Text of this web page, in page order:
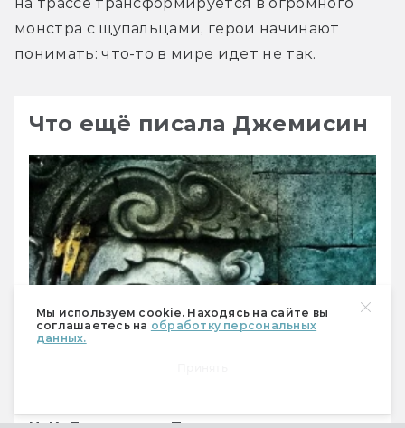
Мы используем cookie. Находясь на сайте вы
соглашаетесь на обработку персональных
данных.
на трассе трансформируется в огромного
монстра с щупальцами, герои начинают
понимать: что-то в мире идет не так.
Что ещё писала Джемисин